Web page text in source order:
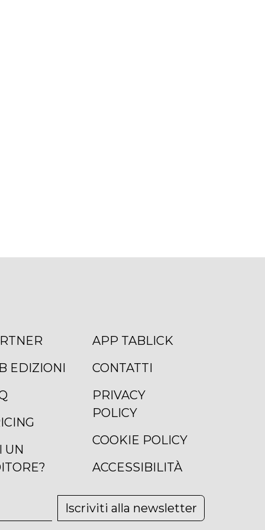
APP TABLICK
CONTATTI
PRIVACY
POLICY
COOKIE POLICY
ACCESSIBILITÀ
Iscriviti alla newsletter
EDIZIONI
UN